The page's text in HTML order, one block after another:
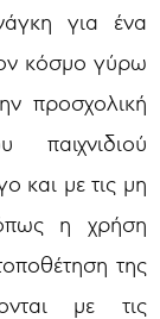
για ένα
κόσμο γύρω
προσχολική
και με τις μη
όπως η χρήση
της
με τις